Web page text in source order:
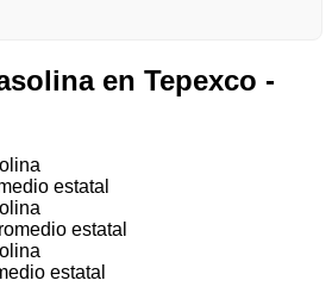
en Tepexco -
estatal
estatal
estatal